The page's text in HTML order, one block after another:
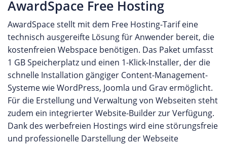
AwardSpace Free Hosting
AwardSpace stellt mit dem Free Hosting-Tarif eine
technisch ausgereifte Lösung für Anwender bereit, die
kostenfreien Webspace benötigen. Das Paket umfasst
1 GB Speicherplatz und einen 1-Klick-Installer, der die
schnelle Installation gängiger Content-Management-
Systeme wie WordPress, Joomla und Grav ermöglicht.
Für die Erstellung und Verwaltung von Webseiten steht
zudem ein integrierter Website-Builder zur Verfügung.
Dank des werbefreien Hostings wird eine störungsfreie
und professionelle Darstellung der Webseite